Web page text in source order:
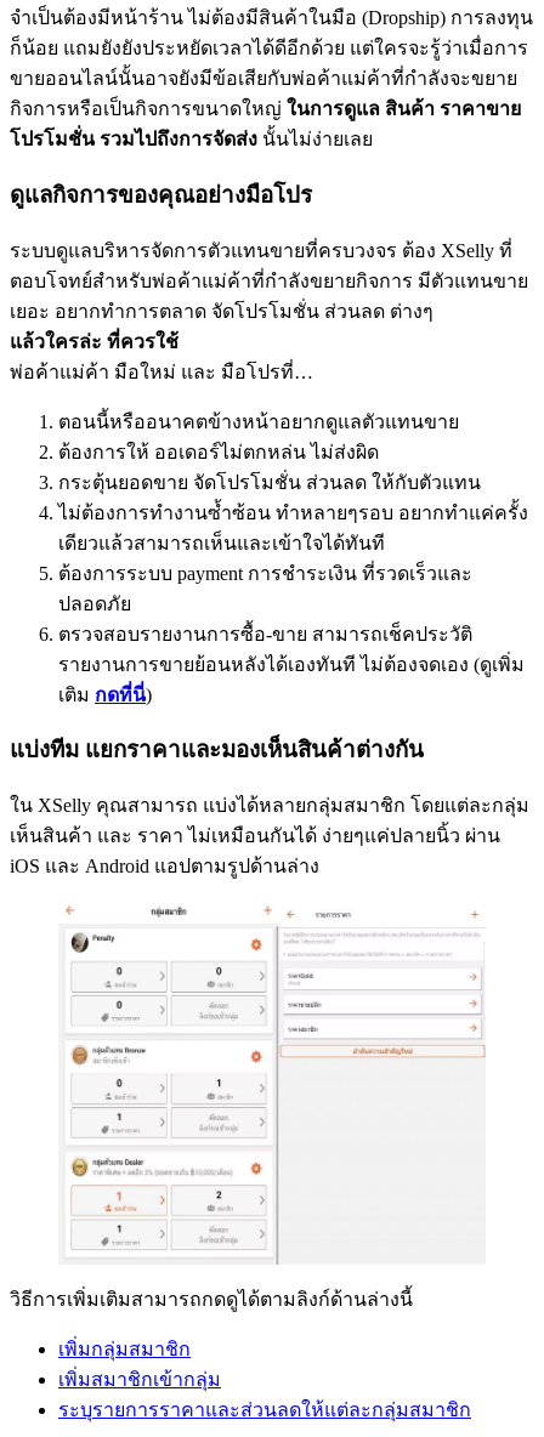
จำเป็นต้องมีหน้าร้าน ไม่ต้องมีสินค้าในมือ (Dropship) การลงทุน
ก็น้อย แถมยังยังประหยัดเวลาได้ดีอีกด้วย แต่ใครจะรู้ว่าเมื่อการ
ขายออนไลน์นั้นอาจยังมีข้อเสียกับพ่อค้าแม่ค้าที่กำลังจะขยาย
กิจการหรือเป็นกิจการขนาดใหญ่ ในการดูแล สินค้า ราคาขาย
โปรโมชั่น รวมไปถึงการจัดส่ง นั้นไม่ง่ายเลย
ดูแลกิจการของคุณอย่างมือโปร
ระบบดูแลบริหารจัดการตัวแทนขายที่ครบวงจร ต้อง XSelly ที่
ตอบโจทย์สำหรับพ่อค้าแม่ค้าที่กำลังขยายกิจการ มีตัวแทนขาย
เยอะ อยากทำการตลาด จัดโปรโมชั่น ส่วนลด ต่างๆ
แล้วใครล่ะ ที่ควรใช้
พ่อค้าแม่ค้า มือใหม่ และ มือโปรที่…
ตอนนี้หรืออนาคตข้างหน้าอยากดูแลตัวแทนขาย
ต้องการให้ ออเดอร์ไม่ตกหล่น ไม่ส่งผิด
กระตุ้นยอดขาย จัดโปรโมชั่น ส่วนลด ให้กับตัวแทน
ไม่ต้องการทำงานซ้ำซ้อน ทำหลายๆรอบ อยากทำแค่ครั้ง
เดียวแล้วสามารถเห็นและเข้าใจได้ทันที
ต้องการระบบ payment การชำระเงิน ที่รวดเร็วและ
ปลอดภัย
ตรวจสอบรายงานการซื้อ-ขาย สามารถเช็คประวัติ
รายงานการขายย้อนหลังได้เองทันที ไม่ต้องจดเอง (ดูเพิ่ม
เติม กดที่นี่)
แบ่งทีม แยกราคาและมองเห็นสินค้าต่างกัน
ใน XSelly คุณสามารถ แบ่งได้หลายกลุ่มสมาชิก โดยแต่ละกลุ่ม
เห็นสินค้า และ ราคา ไม่เหมือนกันได้ ง่ายๆแค่ปลายนิ้ว ผ่าน
iOS และ Android แอปตามรูปด้านล่าง
วิธีการเพิ่มเติมสามารถกดดูได้ตามลิงก์ด้านล่างนี้
เพิ่มกลุ่มสมาชิก
เพิ่มสมาชิกเข้ากลุ่ม
ระบุรายการราคาและส่วนลดให้แต่ละกลุ่มสมาชิก